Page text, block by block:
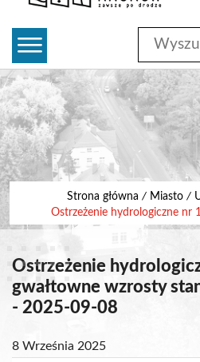
w
#search-
Strona główna / Miasto /
Ostrzeżenie hydrologiczne nr
Ostrzeżenie
gwałtowne wzrosty
- 2025-09-08
8 Września 2025